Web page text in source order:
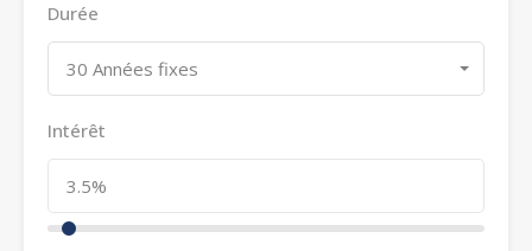
Durée
30 Années fixes
Intérêt